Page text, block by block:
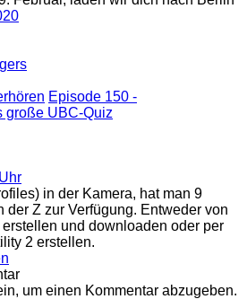
Episode 150 -
große UBC-Quiz
in der Kamera, hat man 9
Z zur Verfügung. Entweder von
erstellen und downloaden oder per
2 erstellen.
um einen Kommentar abzugeben.